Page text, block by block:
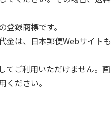
録商標です。
金は、日本郵便Webサイトも
てご利用いただけません。画
ください。